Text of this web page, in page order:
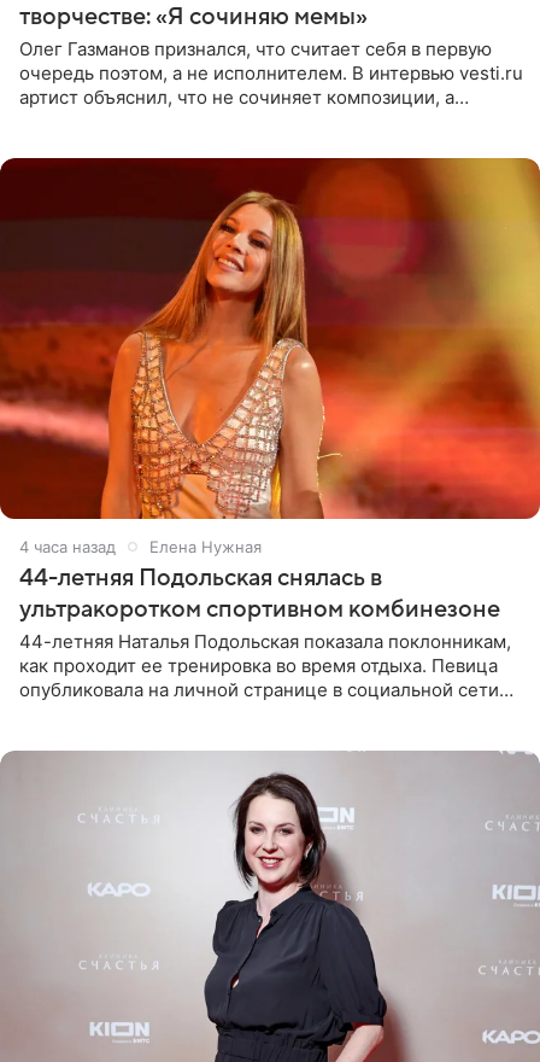
творчестве: «Я сочиняю мемы»
Олег Газманов признался, что считает себя в первую
очередь поэтом, а не исполнителем. В интервью vesti.ru
артист объяснил, что не сочиняет композиции, а
4 часа назад Елена Нужная
44-летняя Подольская снялась в
ультракоротком спортивном комбинезоне
44-летняя Наталья Подольская показала поклонникам,
как проходит ее тренировка во время отдыха. Певица
опубликовала на личной странице в социальной сети